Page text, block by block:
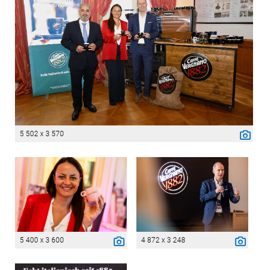
5 502 x 3 570
5 400 x 3 600 4 872 x 3 248